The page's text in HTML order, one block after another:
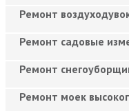
Ремонт
Ремонт садовые
Ремонт
Ремонт моек